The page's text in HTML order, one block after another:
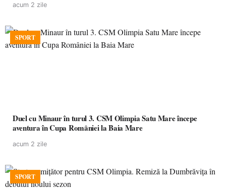
acum 2 zile
SPORT
Duel cu Minaur în turul 3. CSM Olimpia Satu Mare începe
aventura în Cupa României la Baia Mare
acum 2 zile
SPORT